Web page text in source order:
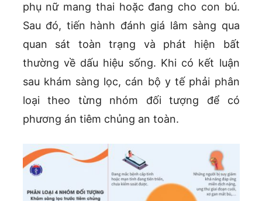
phụ nữ mang thai hoặc đang cho con bú.
Sau đó, tiến hành đánh giá lâm sàng qua
quan sát toàn trạng và phát hiện bất
thường về dấu hiệu sống. Khi có kết luận
sau khám sàng lọc, cán bộ y tế phải phân
loại theo từng nhóm đối tượng để có
phương án tiêm chủng an toàn.